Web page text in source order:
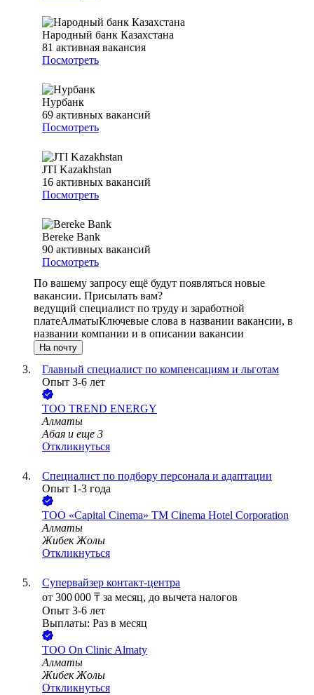
Народный банк Казахстана
81 активная вакансия
Посмотреть
Нурбанк
69 активных вакансий
Посмотреть
JTI Kazakhstan
16 активных вакансий
Посмотреть
Bereke Bank
90 активных вакансий
Посмотреть
По вашему запросу ещё будут появляться новые
вакансии. Присылать вам?
ведущий специалист по труду и заработной
платеАлматыКлючевые слова в названии вакансии, в
названии компании и в описании вакансии
На почту
Главный специалист по компенсациям и льготам
Опыт 3-6 лет
ТОО TREND ENERGY
Алматы
Абая и еще 3
Откликнуться
Специалист по подбору персонала и адаптации
Опыт 1-3 года
ТОО «Capital Cinema» ТМ Cinema Hotel Corporation
Алматы
Жибек Жолы
Откликнуться
Супервайзер контакт-центра
от 300 000 ₸ за месяц, до вычета налогов
Опыт 3-6 лет
Выплаты: Раз в месяц
ТОО On Clinic Almaty
Алматы
Жибек Жолы
Откликнуться